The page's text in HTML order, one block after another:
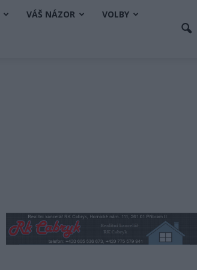
VÁŠ NÁZOR VOLBY